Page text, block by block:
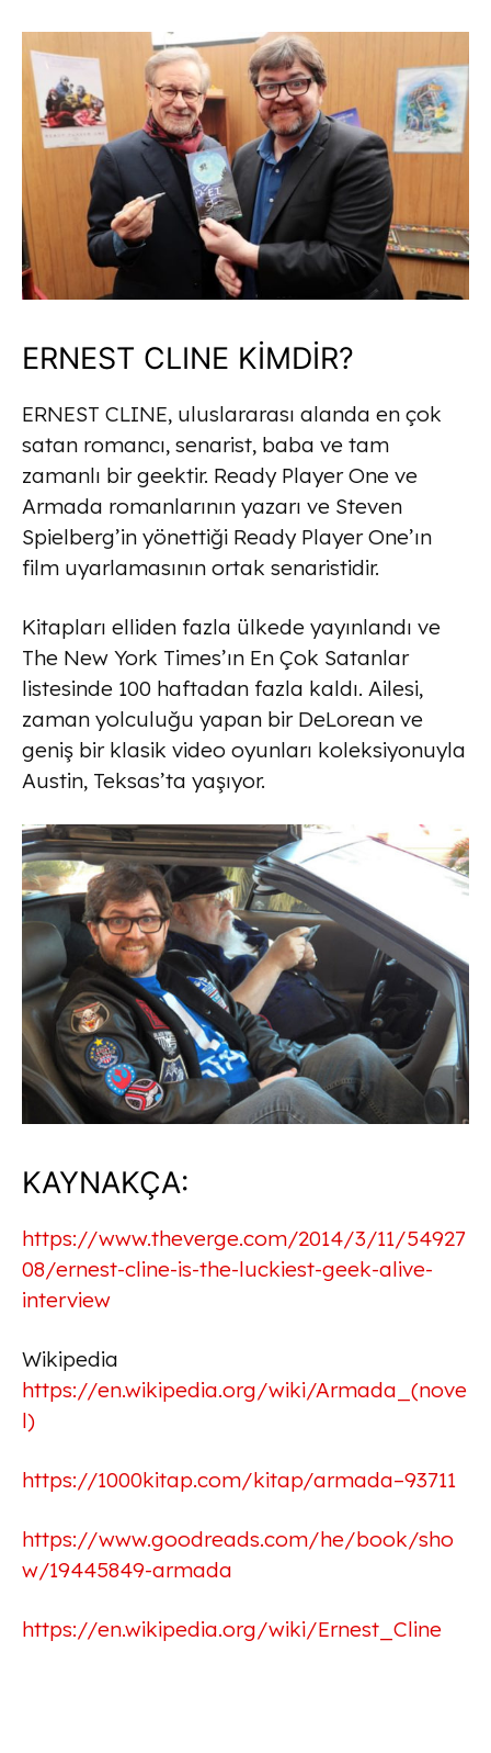
ERNEST CLINE KİMDİR?
ERNEST CLINE, uluslararası alanda en çok
satan romancı, senarist, baba ve tam
zamanlı bir geektir. Ready Player One ve
Armada romanlarının yazarı ve Steven
Spielberg’in yönettiği Ready Player One’ın
film uyarlamasının ortak senaristidir.
Kitapları elliden fazla ülkede yayınlandı ve
The New York Times’ın En Çok Satanlar
listesinde 100 haftadan fazla kaldı. Ailesi,
zaman yolculuğu yapan bir DeLorean ve
geniş bir klasik video oyunları koleksiyonuyla
Austin, Teksas’ta yaşıyor.
KAYNAKÇA:
https://www.theverge.com/2014/3/11/54927
08/ernest-cline-is-the-luckiest-geek-alive-
interview
Wikipedia
https://en.wikipedia.org/wiki/Armada_(nove
l)
https://1000kitap.com/kitap/armada–93711
https://www.goodreads.com/he/book/sho
w/19445849-armada
https://en.wikipedia.org/wiki/Ernest_Cline